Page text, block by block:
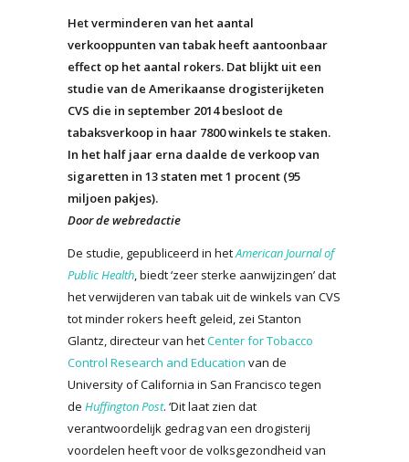
Het verminderen van het aantal
verkooppunten van tabak heeft aantoonbaar
effect op het aantal rokers. Dat blijkt uit een
studie van de Amerikaanse drogisterijketen
CVS die in september 2014 besloot de
tabaksverkoop in haar 7800 winkels te staken.
In het half jaar erna daalde de verkoop van
sigaretten in 13 staten met 1 procent (95
miljoen pakjes).
Door de webredactie
De studie, gepubliceerd in hetAmerican Journal of
Public Health, biedt ‘zeer sterke aanwijzingen’ dat
het verwijderen van tabak uit de winkels van CVS
tot minder rokers heeft geleid, zei Stanton
Glantz, directeur van hetCenter for Tobacco
Control Research and Education van de
University of California in San Francisco tegen
de Huffington Post. ‘Dit laat zien dat
verantwoordelijk gedrag van een drogisterij
voordelen heeft voor de volksgezondheid van